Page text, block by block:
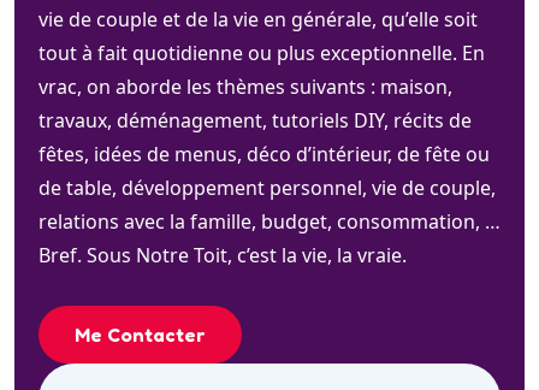
vie de couple et de la vie en générale, qu’elle soit
tout à fait quotidienne ou plus exceptionnelle. En
vrac, on aborde les thèmes suivants : maison,
travaux, déménagement, tutoriels DIY, récits de
fêtes, idées de menus, déco d’intérieur, de fête ou
de table, développement personnel, vie de couple,
relations avec la famille, budget, consommation, …
Bref. Sous Notre Toit, c’est la vie, la vraie.
Me Contacter